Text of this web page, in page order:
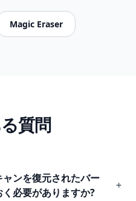
Magic Eraser
質問
ンを復元されたバー
必要がありますか?
+